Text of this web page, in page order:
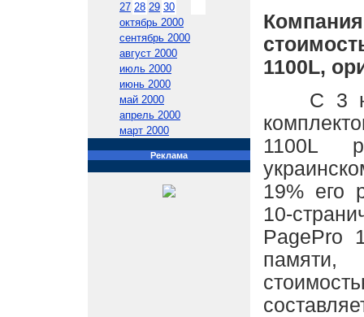
27 28 29 30
октябрь 2000
сентябрь 2000
август 2000
июль 2000
июнь 2000
май 2000
апрель 2000
март 2000
Реклама
1100L,
С 3
1100L
19% его
10-
PagePro
памяти,